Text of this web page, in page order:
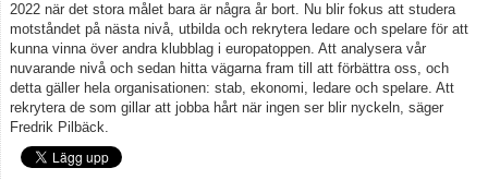
2022 när det stora målet bara är några år bort. Nu blir fokus att studera
motståndet på nästa nivå, utbilda och rekrytera ledare och spelare för att
kunna vinna över andra klubblag i europatoppen. Att analysera vår
nuvarande nivå och sedan hitta vägarna fram till att förbättra oss, och
detta gäller hela organisationen: stab, ekonomi, ledare och spelare. Att
rekrytera de som gillar att jobba hårt när ingen ser blir nyckeln, säger
Fredrik Pilbäck.